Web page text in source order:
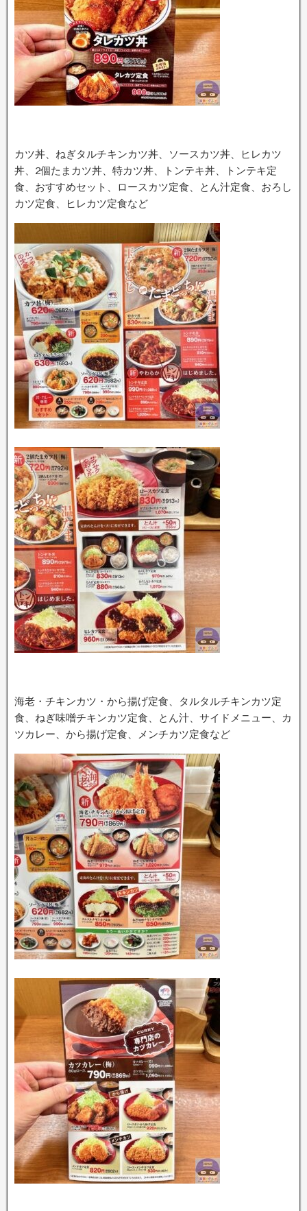
カツ丼、ねぎタルチキンカツ丼、ソースカツ丼、ヒレカツ
丼、2個たまカツ丼、特カツ丼、トンテキ丼、トンテキ定
食、おすすめセット、ロースカツ定食、とん汁定食、おろし
カツ定食、ヒレカツ定食など
海老・チキンカツ・から揚げ定食、タルタルチキンカツ定
食、ねぎ味噌チキンカツ定食、とん汁、サイドメニュー、カ
ツカレー、から揚げ定食、メンチカツ定食など